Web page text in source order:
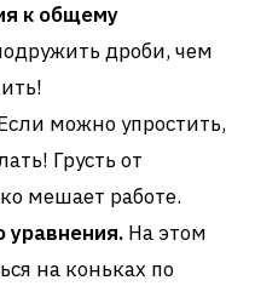
к общему
дроби, чем
можно упростить,
Грусть от
мешает работе.
уравнения. На этом
на коньках по